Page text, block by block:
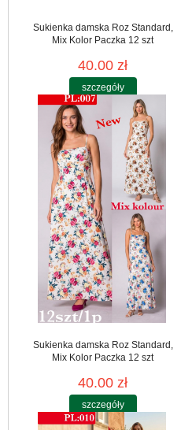
Sukienka damska Roz Standard,
Mix Kolor Paczka 12 szt
40.00 zł
szczegóły
Sukienka damska Roz Standard,
Mix Kolor Paczka 12 szt
40.00 zł
szczegóły